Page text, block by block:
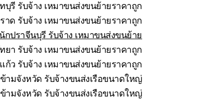
รี รับจ้าง เหมาขนส่งขนย้ายราคาถูก
าด รับจ้าง เหมาขนส่งขนย้ายราคาถูก
กปราจีนบุรี รับจ้าง เหมาขนส่งขนย้าย
ยา รับจ้าง เหมาขนส่งขนย้ายราคาถูก
ก้ว รับจ้าง เหมาขนส่งขนย้ายราคาถูก
ามจังหวัด รับจ้างขนส่งเรือขนาดใหญ่
ามจังหวัด รับจ้างขนส่งเรือขนาดใหญ่